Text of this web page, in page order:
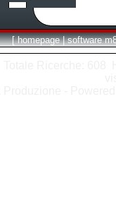
[ homepage | software